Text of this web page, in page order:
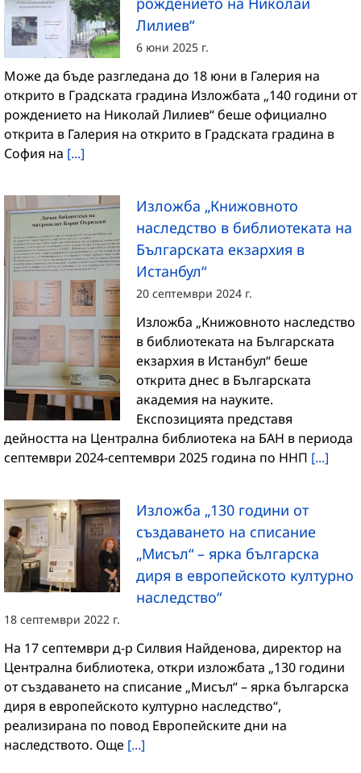
Лилиев“
6 юни 2025 г.
Може да бъде разгледана до 18 юни в Галерия на
открито в Градската градина Изложбата „140 години от
рождението на Николай Лилиев“ беше официално
открита в Галерия на открито в Градската градина в
София на [...]
Изложба „Книжовното
наследство в библиотеката на
Българската екзархия в
Истанбул“
20 септември 2024 г.
Изложба „Книжовното наследство
в библиотеката на Българската
екзархия в Истанбул“ беше
открита днес в Българската
академия на науките.
Експозицията представя
дейността на Централна библиотека на БАН в периода
септември 2024-септември 2025 година по ННП [...]
Изложба „130 години от
създаването на списание
„Мисъл“ – ярка българска
диря в европейското културно
наследство“
18 септември 2022 г.
На 17 септември д-р Силвия Найденова, директор на
Централна библиотека, откри изложбата „130 години
от създаването на списание „Мисъл“ – ярка българска
диря в европейското културно наследство“,
реализирана по повод Европейските дни на
наследството. Още [...]